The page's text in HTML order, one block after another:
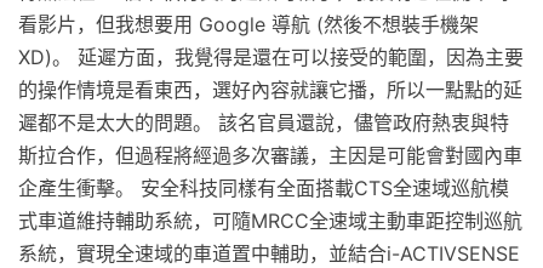
看影片，但我想要用 Google 導航 (然後不想裝手機架
XD)。 延遲方面，我覺得是還在可以接受的範圍，因為主要
的操作情境是看東西，選好內容就讓它播，所以一點點的延
遲都不是太大的問題。 該名官員還說，儘管政府熱衷與特
斯拉合作，但過程將經過多次審議，主因是可能會對國內車
企產生衝擊。 安全科技同樣有全面搭載CTS全速域巡航模
式車道維持輔助系統，可隨MRCC全速域主動車距控制巡航
系統，實現全速域的車道置中輔助，並結合i-ACTIVSENSE